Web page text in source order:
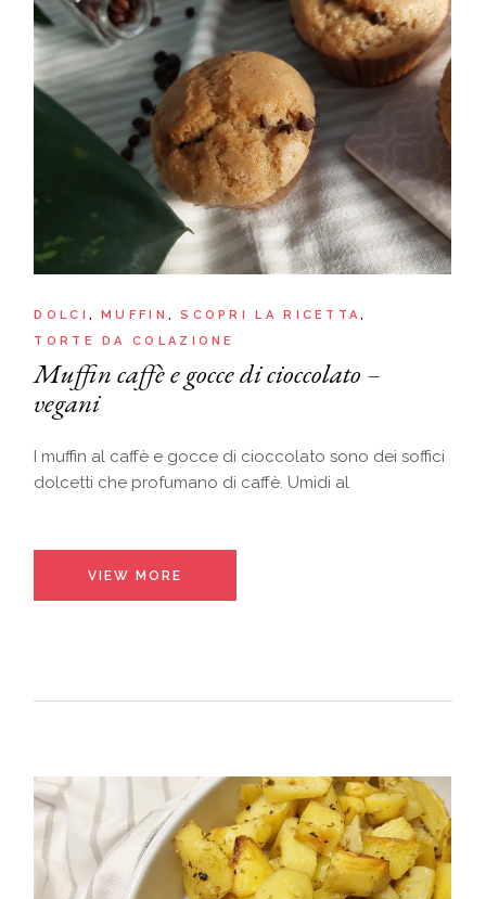
DOLCI MUFFIN
SCOPRI LA RICETTA
TORTE DA COLAZIONE
Muffin caffè e gocce di cioccolato –
vegani
I muffin al caffè e gocce di cioccolato sono dei soffici
dolcetti che profumano di caffè. Umidi al
VIEW MORE